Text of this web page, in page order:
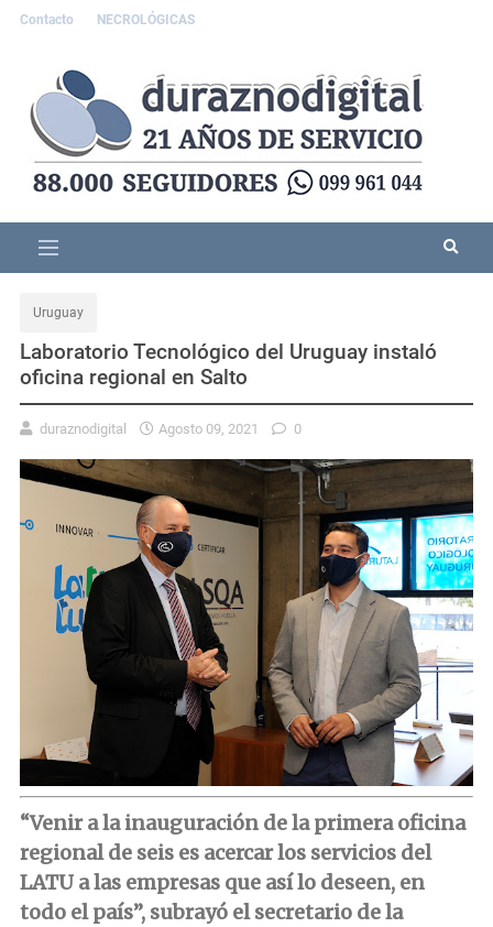
Contacto NECROLÓGICAS
Uruguay
Laboratorio Tecnológico del Uruguay instaló
oficina regional en Salto
duraznodigital Agosto 09, 2021 0
“Venir a la inauguración de la primera oficina
regional de seis es acercar los servicios del
LATU a las empresas que así lo deseen, en
todo el país”, subrayó el secretario de la